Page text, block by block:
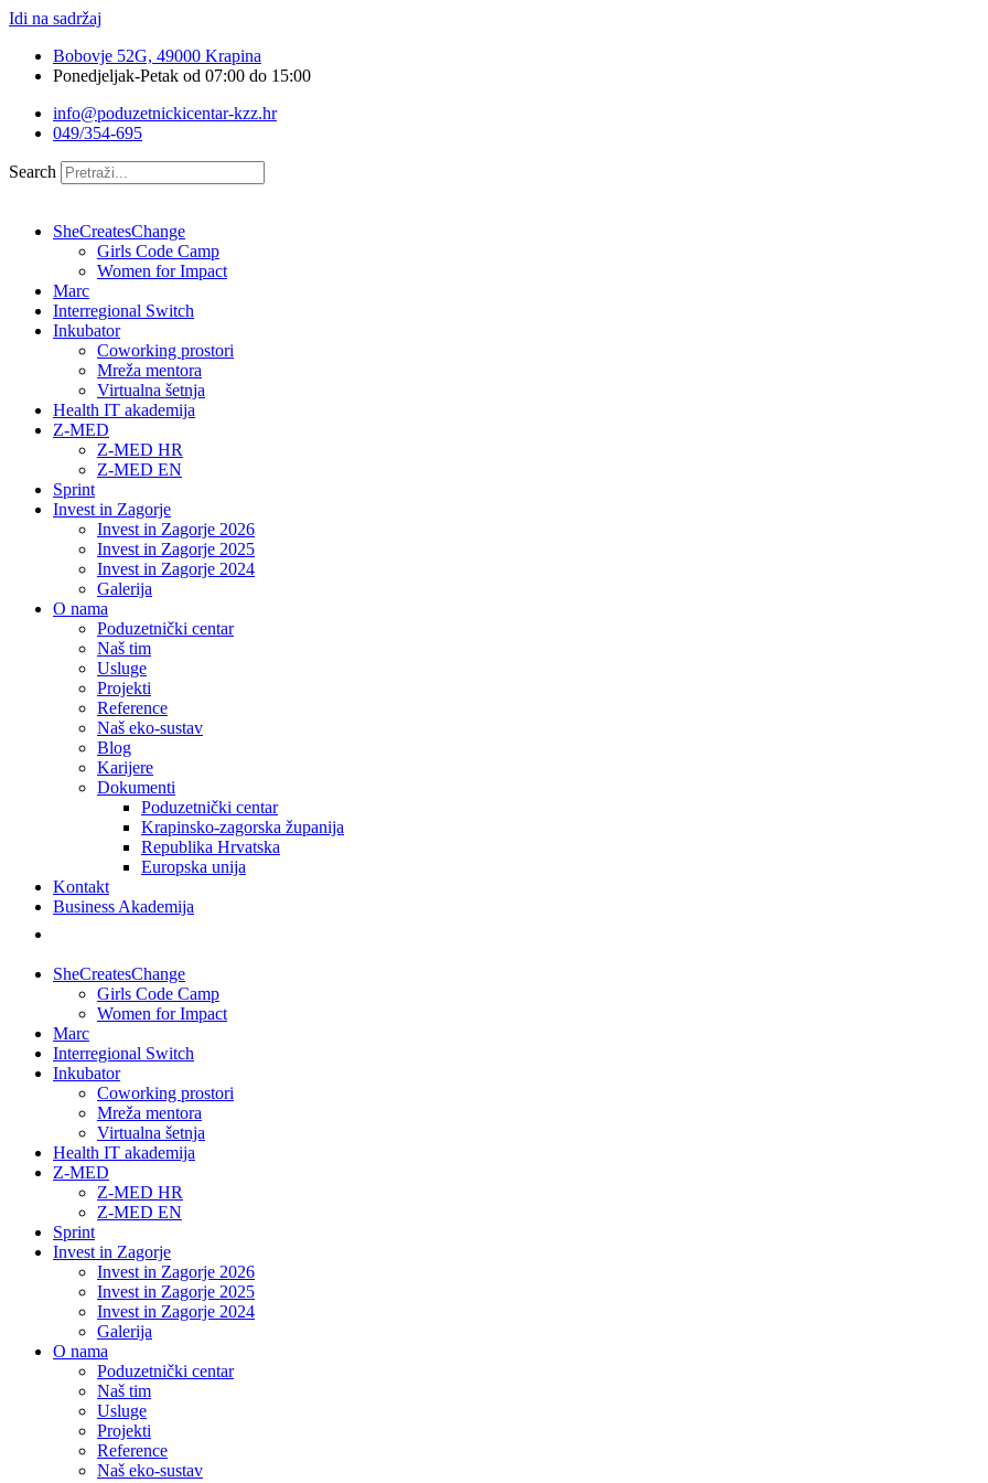
Idi na sadržaj
Bobovje 52G, 49000 Krapina
Ponedjeljak-Petak od 07:00 do 15:00
info@poduzetnickicentar-kzz.hr
049/354-695
Search
SheCreatesChange
Girls Code Camp
Women for Impact
Marc
Interregional Switch
Inkubator
Coworking prostori
Mreža mentora
Virtualna šetnja
Health IT akademija
Z-MED
Z-MED HR
Z-MED EN
Sprint
Invest in Zagorje
Invest in Zagorje 2026
Invest in Zagorje 2025
Invest in Zagorje 2024
Galerija
O nama
Poduzetnički centar
Naš tim
Usluge
Projekti
Reference
Naš eko-sustav
Blog
Karijere
Dokumenti
Poduzetnički centar
Krapinsko-zagorska županija
Republika Hrvatska
Europska unija
Kontakt
Business Akademija
SheCreatesChange
Girls Code Camp
Women for Impact
Marc
Interregional Switch
Inkubator
Coworking prostori
Mreža mentora
Virtualna šetnja
Health IT akademija
Z-MED
Z-MED HR
Z-MED EN
Sprint
Invest in Zagorje
Invest in Zagorje 2026
Invest in Zagorje 2025
Invest in Zagorje 2024
Galerija
O nama
Poduzetnički centar
Naš tim
Usluge
Projekti
Reference
Naš eko-sustav